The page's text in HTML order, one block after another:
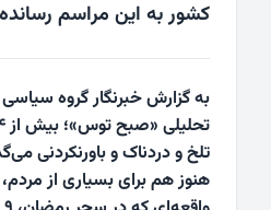
کشور به این مراسم
به گزارش خبرنگار گروه سیاسی
تلخ و دردناک و باورنکردنی
هنوز هم برای بسیاری از